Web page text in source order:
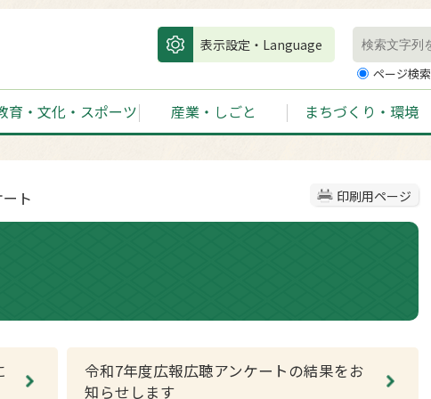
表示設定・Language
ページ検索
育・文化・スポーツ 産業・しごと まちづくり・環境
印刷用ページ
ト
令和7年度広報広聴アンケートの結果をお
知らせします